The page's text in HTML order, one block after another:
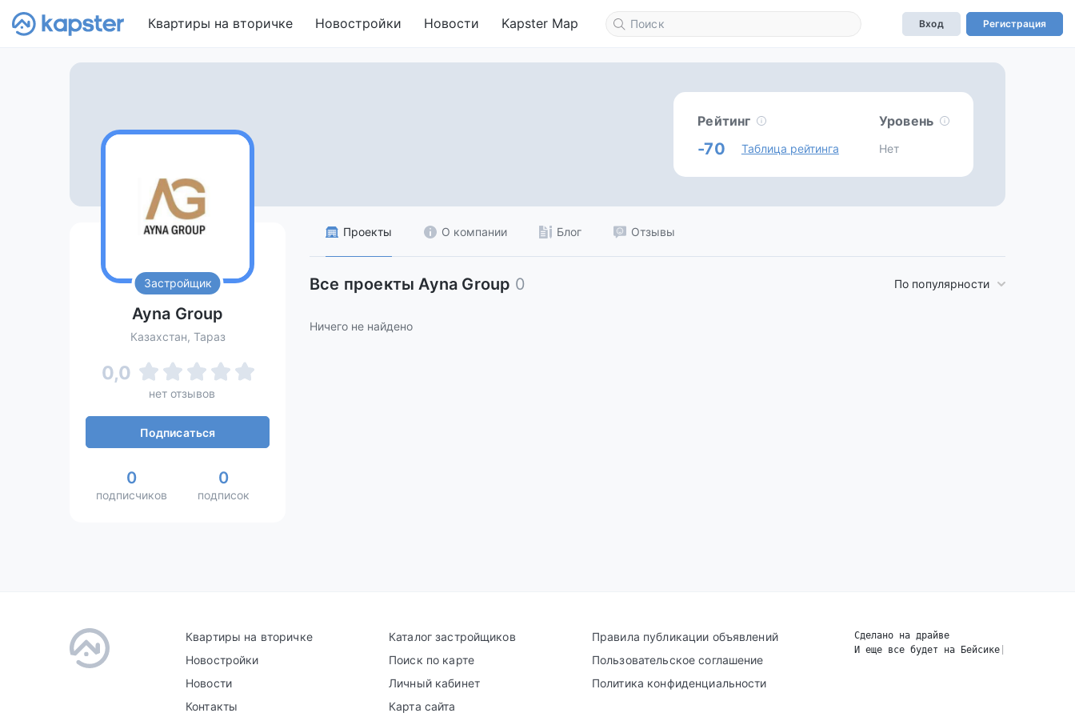
Квартиры на вторичке Новостройки Новости Kapster Map Вход Регистрация
Рейтинг
-70 Таблица рейтинга
Уровень
Нет
Застройщик
Ayna Group
Казахстан, Тараз
0,0
нет отзывов
Подписаться
0
подписчиков
0
подписок
Проекты О компании Блог Отзывы
Все проекты Ayna Group 0 По популярности
Ничего не найдено
Квартиры на вторичке
Новостройки
Новости
Контакты
Каталог застройщиков
Поиск по карте
Личный кабинет
Карта сайта
Правила публикации объявлений
Пользовательское соглашение
Политика конфиденциальности
Сделано на драйве
И еще все будет на Бейсике